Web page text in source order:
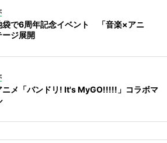
袋で6周年記念イベント 「音楽×アニ
ージ展開
ニメ「バンドリ! It's MyGO!!!!!」コラボマ